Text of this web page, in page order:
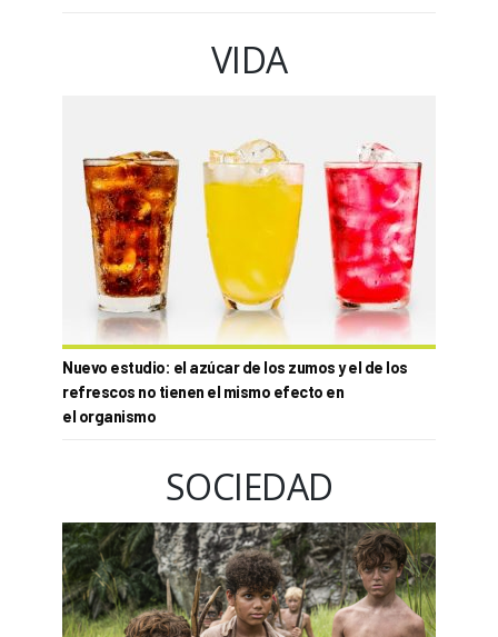
VIDA
Nuevo estudio: el azúcar de los zumos y el de los
refrescos no tienen el mismo efecto en
el organismo
SOCIEDAD